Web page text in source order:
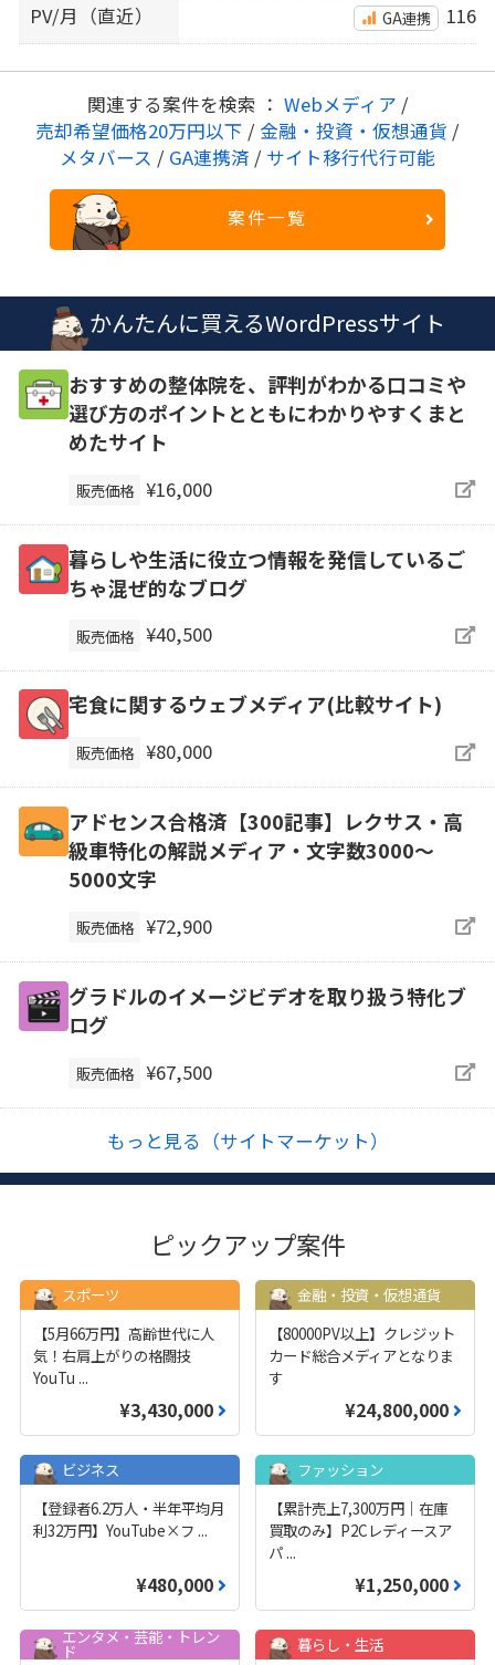
PV/月（直近） GA連携 116
関連する案件を検索 ： Webメディア /
売却希望価格20万円以下 / 金融・投資・仮想通貨 /
メタバース / GA連携済 / サイト移行代行可能
案件一覧
かんたんに買えるWordPressサイト
おすすめの整体院を、評判がわかる口コミや
選び方のポイントとともにわかりやすくまと
めたサイト
販売価格 ¥16,000
暮らしや生活に役立つ情報を発信しているご
ちゃ混ぜ的なブログ
販売価格 ¥40,500
宅食に関するウェブメディア(比較サイト)
販売価格 ¥80,000
アドセンス合格済【300記事】レクサス・高
級車特化の解説メディア・文字数3000～
5000文字
販売価格 ¥72,900
グラドルのイメージビデオを取り扱う特化ブ
ログ
販売価格 ¥67,500
もっと見る（サイトマーケット）
ピックアップ案件
スポーツ
【5月66万円】高齢世代に人
気！右肩上がりの格闘技
YouTu ...
¥3,430,000
金融・投資・仮想通貨
【80000PV以上】クレジット
カード総合メディアとなりま
す
¥24,800,000
ビジネス
【登録者6.2万人・半年平均月
利32万円】YouTube×フ ...
¥480,000
ファッション
【累計売上7,300万円｜在庫
買取のみ】P2Cレディースア
パ ...
¥1,250,000
エンタメ・芸能・トレン
ド 暮らし・生活